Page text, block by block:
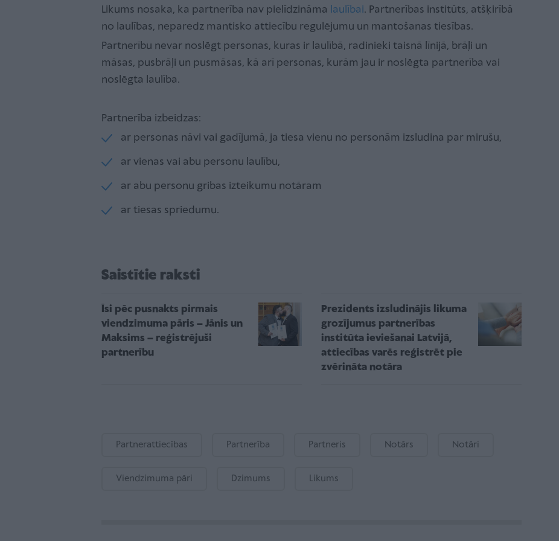
Likums nosaka, ka partnerība nav pielīdzināma laulībai. Partnerības institūts, atšķirībā
no laulības, neparedz mantisko attiecību regulējumu un mantošanas tiesības.
Partnerību nevar noslēgt personas, kuras ir laulībā, radinieki taisnā līnijā, brāļi un
māsas, pusbrāļi un pusmāsas, kā arī personas, kurām jau ir noslēgta partnerība vai
noslēgta laulība.
Partnerība izbeidzas:
ar personas nāvi vai gadījumā, ja tiesa vienu no personām izsludina par mirušu,
ar vienas vai abu personu laulību,
ar abu personu gribas izteikumu notāram
ar tiesas spriedumu.
Saistītie raksti
Īsi pēc pusnakts pirmais
viendzimuma pāris – Jānis un
Maksims – reģistrējuši
partnerību
Prezidents izsludinājis likuma
grozījumus partnerības
institūta ieviešanai Latvijā,
attiecības varēs reģistrēt pie
zvērināta notāra
Partnerattiecības Partnerība Partneris Notārs Notāri
Viendzimuma pāri Dzimums Likums